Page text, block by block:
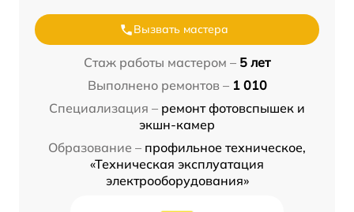
Вызвать мастера
Стаж работы мастером – 5 лет
Выполнено ремонтов – 1 010
Специализация – ремонт фотовспышек и
экшн-камер
Образование – профильное техническое,
«Техническая эксплуатация
электрооборудования»